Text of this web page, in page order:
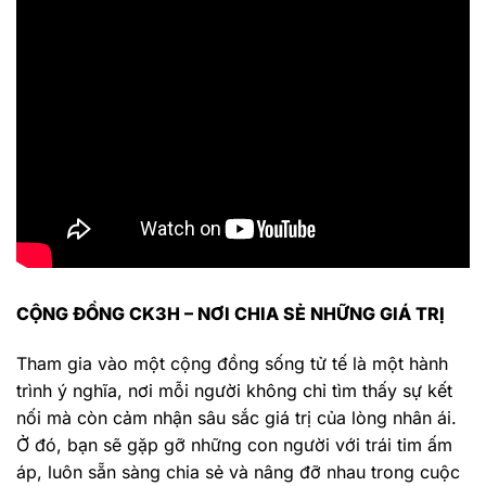
CỘNG ĐỒNG CK3H – NƠI CHIA SẺ NHỮNG GIÁ TRỊ
Tham gia vào một cộng đồng sống tử tế là một hành
trình ý nghĩa, nơi mỗi người không chỉ tìm thấy sự kết
nối mà còn cảm nhận sâu sắc giá trị của lòng nhân ái.
Ở đó, bạn sẽ gặp gỡ những con người với trái tim ấm
áp, luôn sẵn sàng chia sẻ và nâng đỡ nhau trong cuộc